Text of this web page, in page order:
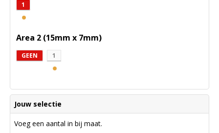
1
Area 2 (15mm x 7mm)
GEEN 1
Jouw selectie
Voeg een aantal in bij maat.